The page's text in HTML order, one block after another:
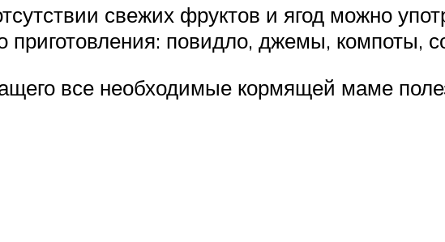
свежих фруктов и ягод можно
повидло, джемы, компоты,
все необходимые кормящей маме